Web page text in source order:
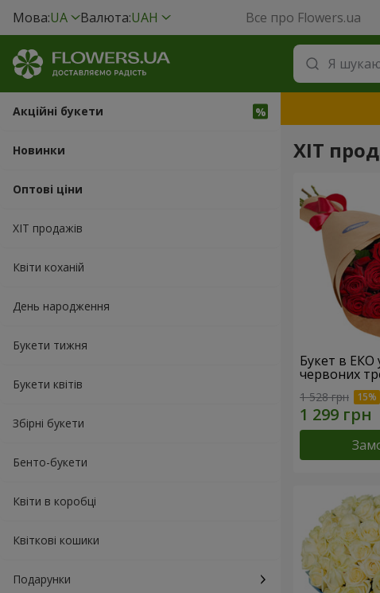
Мова:UA Валюта:UAH Все про Flowers.ua
Акційні букети
Новинки
Оптові ціни
ХІТ продажів
Квіти коханій
День народження
Букети тижня
Букети квітів
Збірні букети
Бенто-букети
Квіти в коробці
Квіткові кошики
Подарунки
ХІТ
Букет в ЕКО
червоних
1 528 грн